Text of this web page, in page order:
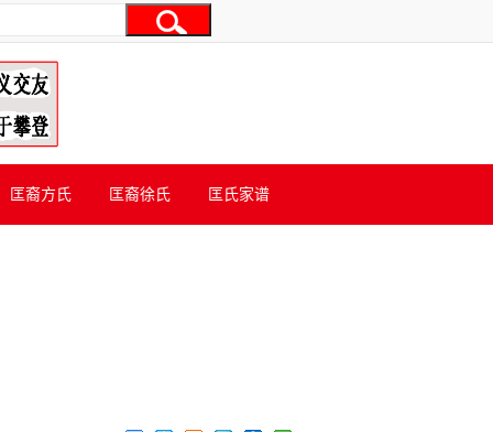
匡裔方氏 匡裔徐氏 匡氏家谱